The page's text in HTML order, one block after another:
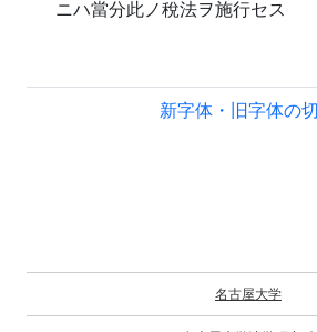
ニハ當分此ノ稅法ヲ施行セス
新字体・旧字体の
名古屋大学